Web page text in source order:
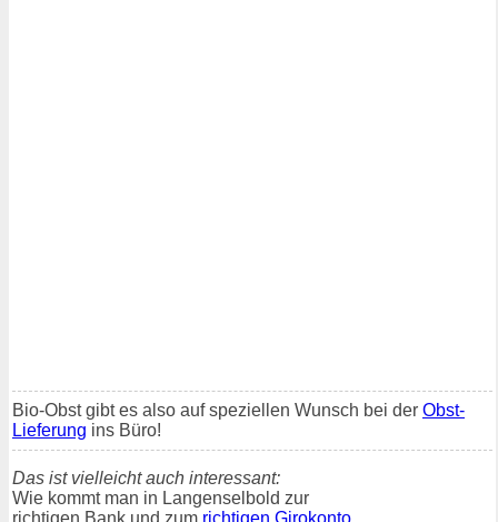
Bio-Obst gibt es also auf speziellen Wunsch bei der Obst-
Lieferung ins Büro!
Das ist vielleicht auch interessant:
Wie kommt man in Langenselbold zur
richtigen Bank und zum richtigen Girokonto